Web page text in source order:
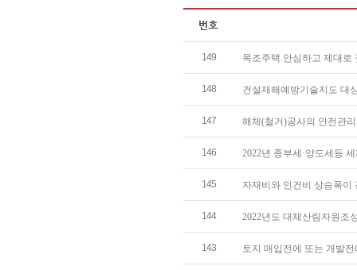
149 목조주택 안심하고 제대로
148 건설재해예방기술지도 대
147 해체(철거)공사의 안전관
146 2022년 종부세·양도세등
145 자재비와 인건비 상승폭이
144 2022년도 대체산림자원조
143 토지 매입전에 또는 개발